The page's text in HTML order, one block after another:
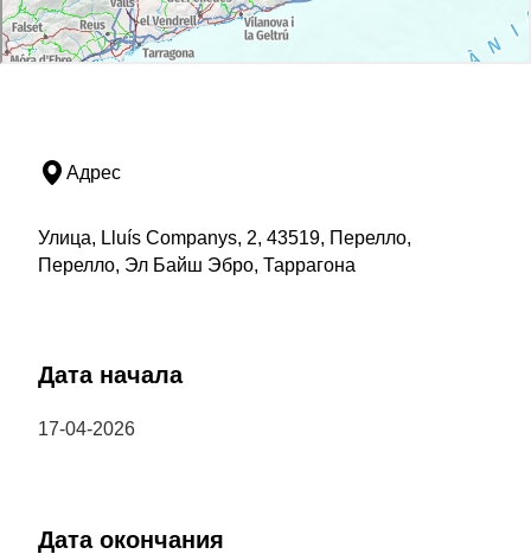
Адрес
Улица, Lluís Companys, 2, 43519, Перелло,
Перелло, Эл Байш Эбро, Таррагона
Дата начала
17-04-2026
Дата окончания